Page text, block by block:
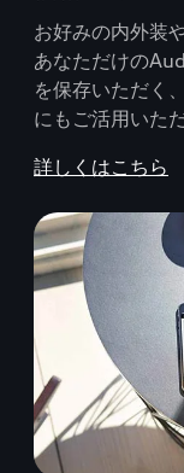
お好みの内外装
あなただけの
を保存いただく
にもご活用いた
詳しくはこちら